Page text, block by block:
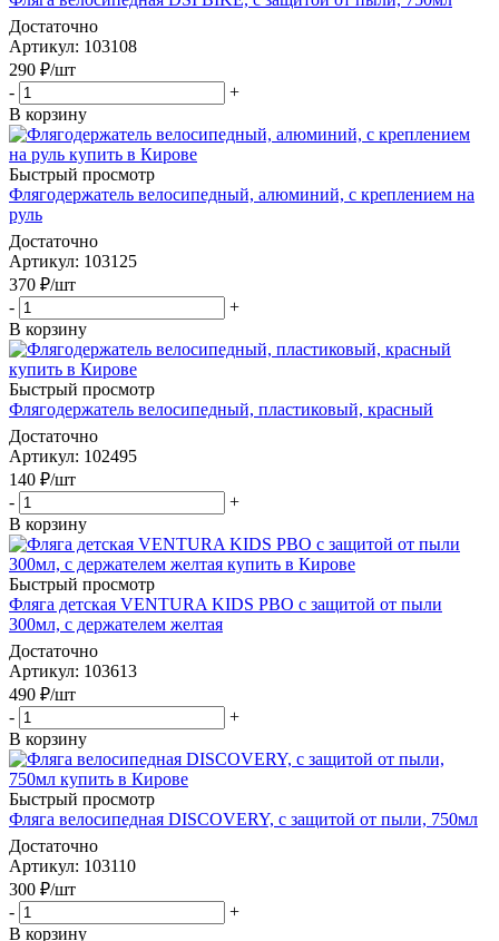
Достаточно
Артикул: 103108
290 ₽/шт
-
+
В корзину
Быстрый просмотр
Флягодержатель велосипедный, алюминий, с креплением на
руль
Достаточно
Артикул: 103125
370 ₽/шт
-
+
В корзину
Быстрый просмотр
Флягодержатель велосипедный, пластиковый, красный
Достаточно
Артикул: 102495
140 ₽/шт
-
+
В корзину
Быстрый просмотр
Фляга детская VENTURA KIDS PBO с защитой от пыли
300мл, с держателем желтая
Достаточно
Артикул: 103613
490 ₽/шт
-
+
В корзину
Быстрый просмотр
Фляга велосипедная DISCOVERY, с защитой от пыли, 750мл
Достаточно
Артикул: 103110
300 ₽/шт
-
+
В корзину